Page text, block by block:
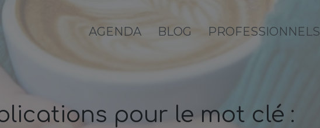
AGENDA BLOG PROFESSIONNELS
pour le mot clé :